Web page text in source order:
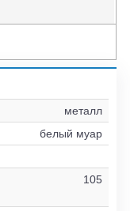
металл
белый муар
105